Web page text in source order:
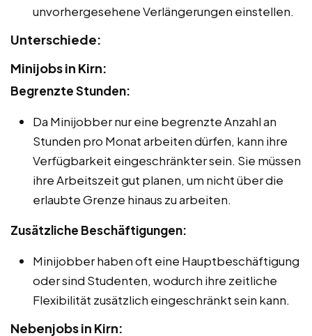
unvorhergesehene Verlängerungen einstellen.
Unterschiede:
Minijobs in Kirn:
Begrenzte Stunden:
Da Minijobber nur eine begrenzte Anzahl an
Stunden pro Monat arbeiten dürfen, kann ihre
Verfügbarkeit eingeschränkter sein. Sie müssen
ihre Arbeitszeit gut planen, um nicht über die
erlaubte Grenze hinaus zu arbeiten.
Zusätzliche Beschäftigungen:
Minijobber haben oft eine Hauptbeschäftigung
oder sind Studenten, wodurch ihre zeitliche
Flexibilität zusätzlich eingeschränkt sein kann.
Nebenjobs in Kirn: